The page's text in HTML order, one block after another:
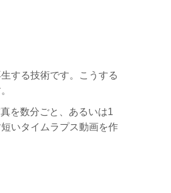
する技術です。こうする
を数分ごと、あるいは1
いタイムラプス動画を作